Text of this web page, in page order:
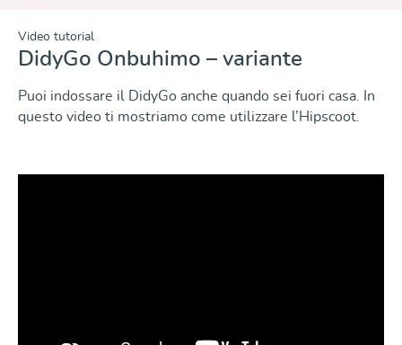
Video tutorial
DidyGo Onbuhimo – variante
Puoi indossare il DidyGo anche quando sei fuori casa. In
questo video ti mostriamo come utilizzare l’Hipscoot.